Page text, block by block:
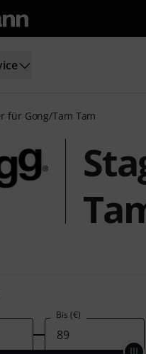
für Gong/Tam Tam
Bis (€)